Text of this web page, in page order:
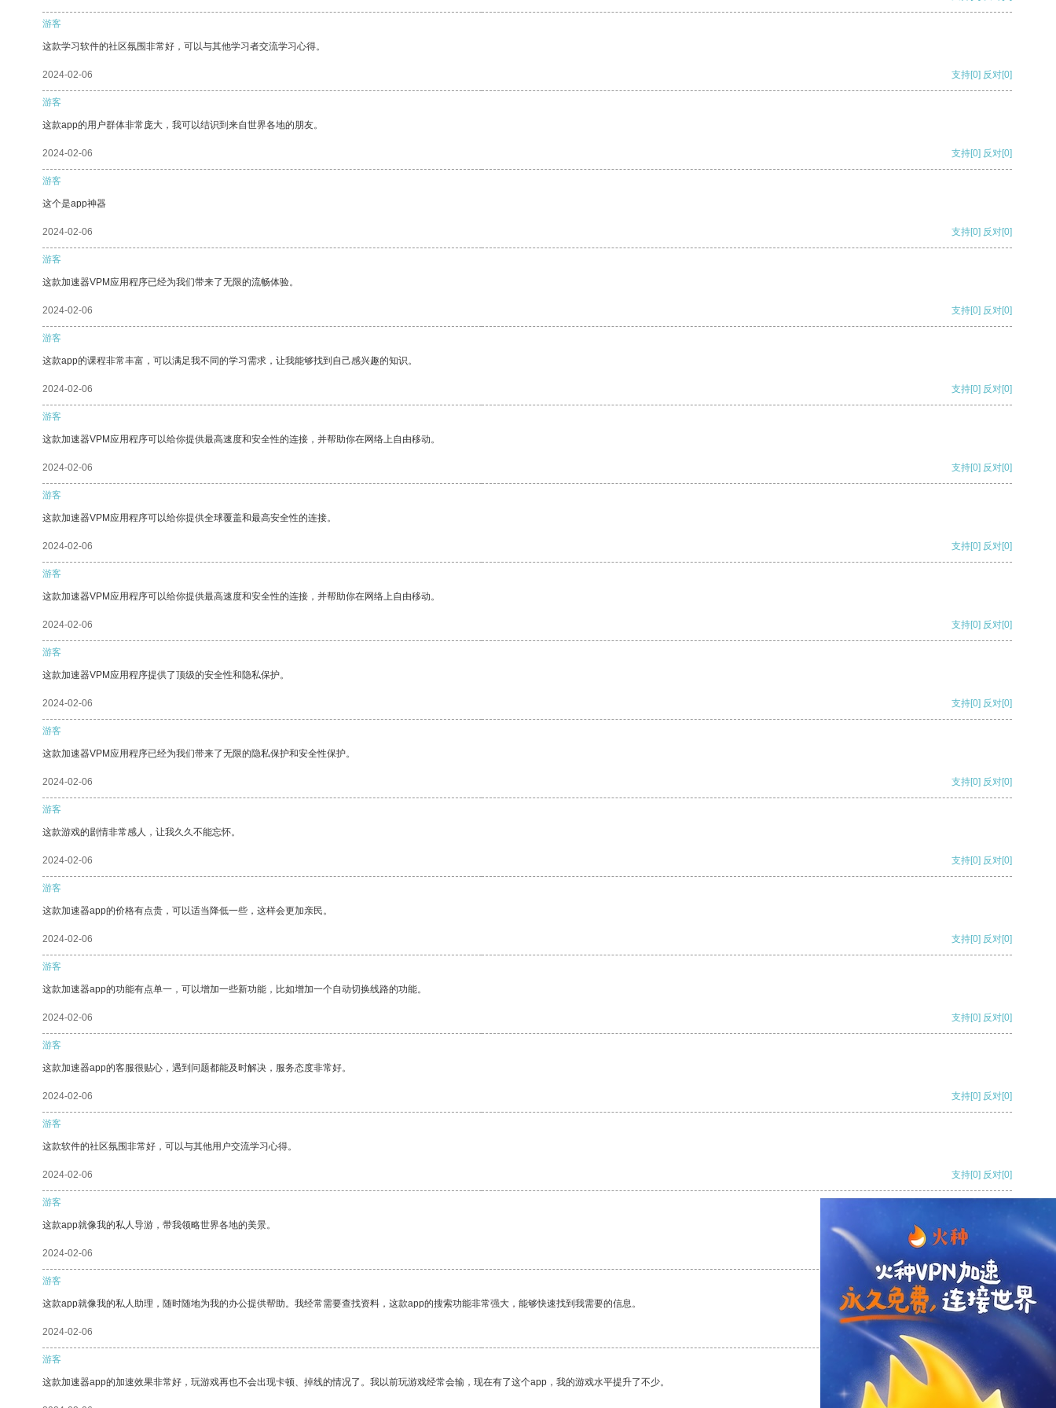
游客
这款学习软件的社区氛围非常好，可以与其他学习者交流学习心得。
2024-02-06 支持[0] 反对[0]
游客
这款app的用户群体非常庞大，我可以结识到来自世界各地的朋友。
2024-02-06 支持[0] 反对[0]
游客
这个是app神器
2024-02-06 支持[0] 反对[0]
游客
这款加速器VPM应用程序已经为我们带来了无限的流畅体验。
2024-02-06 支持[0] 反对[0]
游客
这款app的课程非常丰富，可以满足我不同的学习需求，让我能够找到自己感兴趣的知识。
2024-02-06 支持[0] 反对[0]
游客
这款加速器VPM应用程序可以给你提供最高速度和安全性的连接，并帮助你在网络上自由移动。
2024-02-06 支持[0] 反对[0]
游客
这款加速器VPM应用程序可以给你提供全球覆盖和最高安全性的连接。
2024-02-06 支持[0] 反对[0]
游客
这款加速器VPM应用程序可以给你提供最高速度和安全性的连接，并帮助你在网络上自由移动。
2024-02-06 支持[0] 反对[0]
游客
这款加速器VPM应用程序提供了顶级的安全性和隐私保护。
2024-02-06 支持[0] 反对[0]
游客
这款加速器VPM应用程序已经为我们带来了无限的隐私保护和安全性保护。
2024-02-06 支持[0] 反对[0]
游客
这款游戏的剧情非常感人，让我久久不能忘怀。
2024-02-06 支持[0] 反对[0]
游客
这款加速器app的价格有点贵，可以适当降低一些，这样会更加亲民。
2024-02-06 支持[0] 反对[0]
游客
这款加速器app的功能有点单一，可以增加一些新功能，比如增加一个自动切换线路的功能。
2024-02-06 支持[0] 反对[0]
游客
这款加速器app的客服很贴心，遇到问题都能及时解决，服务态度非常好。
2024-02-06 支持[0] 反对[0]
游客
这款软件的社区氛围非常好，可以与其他用户交流学习心得。
2024-02-06 支持[0] 反对[0]
游客
这款app就像我的私人导游，带我领略世界各地的美景。
2024-02-06
游客
这款app就像我的私人助理，随时随地为我的办公提供帮助。我经常需要查找资料，这款app的搜索功能非常强大，能够快速找到我需要的信息。
2024-02-06 反对
游客
这款加速器app的加速效果非常好，玩游戏再也不会出现卡顿、掉线的情况了。我以前玩游戏经常会输，现在有了这个app，我的游戏水平提升了不少。